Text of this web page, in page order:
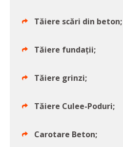
Tăiere scări din beton;
Tăiere fundații;
Tăiere grinzi;
Tăiere Culee-Poduri;
Carotare Beton;